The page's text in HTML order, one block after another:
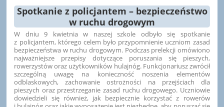
Spotkanie z policjantem – bezpieczeństwo
w ruchu drogowym
W dniu 9 kwietnia w naszej szkole odbyło się spotkanie
z policjantem, którego celem było przypomnienie uczniom zasad
bezpieczeństwa w ruchu drogowym. Podczas prelekcji omówiono
najważniejsze przepisy dotyczące poruszania się pieszych,
rowerzystów oraz użytkowników hulajnóg. Funkcjonariusz zwrócił
szczególną uwagę na konieczność noszenia elementów
odblaskowych, zachowanie ostrożności na przejściach dla
pieszych oraz przestrzeganie zasad ruchu drogowego. Uczniowie
dowiedzieli się również, jak bezpiecznie korzystać z rowerów